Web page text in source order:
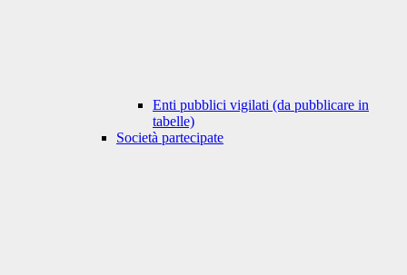
Enti pubblici vigilati (da pubblicare in
tabelle)
Società partecipate